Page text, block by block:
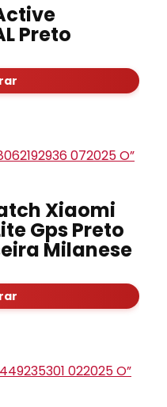
Preto
”
Xiaomi
Gps Preto
Milanese
”